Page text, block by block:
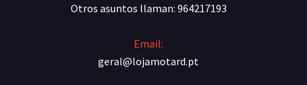
Otros asuntos llaman: 964217193
Email:
geral@lojamotard.pt